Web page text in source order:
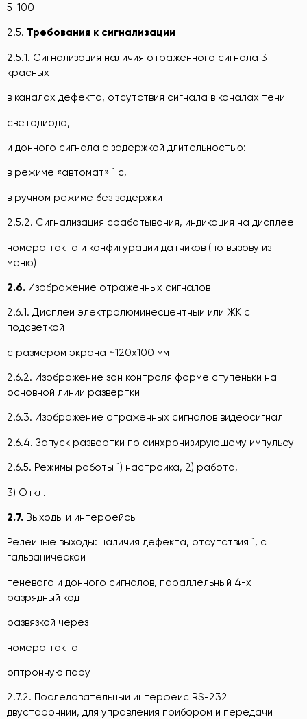
5-100
2.5. Требования к сигнализации
2.5.1. Сигнализация наличия отраженного сигнала 3
красных
в каналах дефекта, отсутствия сигнала в каналах тени
светодиода,
и донного сигнала с задержкой длительностью:
в режиме «автомат» 1 с,
в ручном режиме без задержки
2.5.2. Сигнализация срабатывания, индикация на дисплее
номера такта и конфигурации датчиков (по вызову из
меню)
2.6. Изображение отраженных сигналов
2.6.1. Дисплей электролюминесцентный или ЖК с
подсветкой
с размером экрана ~120х100 мм
2.6.2. Изображение зон контроля форме ступеньки на
основной линии развертки
2.6.3. Изображение отраженных сигналов видеосигнал
2.6.4. Запуск развертки по синхронизирующему импульсу
2.6.5. Режимы работы 1) настройка, 2) работа,
3) Откл.
2.7. Выходы и интерфейсы
Релейные выходы: наличия дефекта, отсутствия 1, с
гальванической
теневого и донного сигналов, параллельный 4-х
разрядный код
развязкой через
номера такта
оптронную пару
2.7.2. Последовательный интерфейс RS-232
двусторонний, для управления прибором и передачи